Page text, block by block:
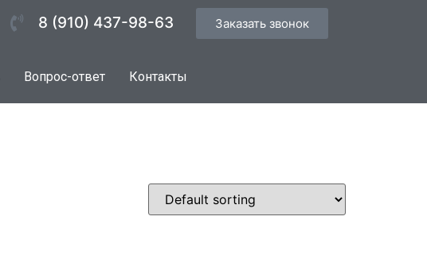
8 (910) 437-98-63 Заказать звонок
Вопрос-ответ Контакты